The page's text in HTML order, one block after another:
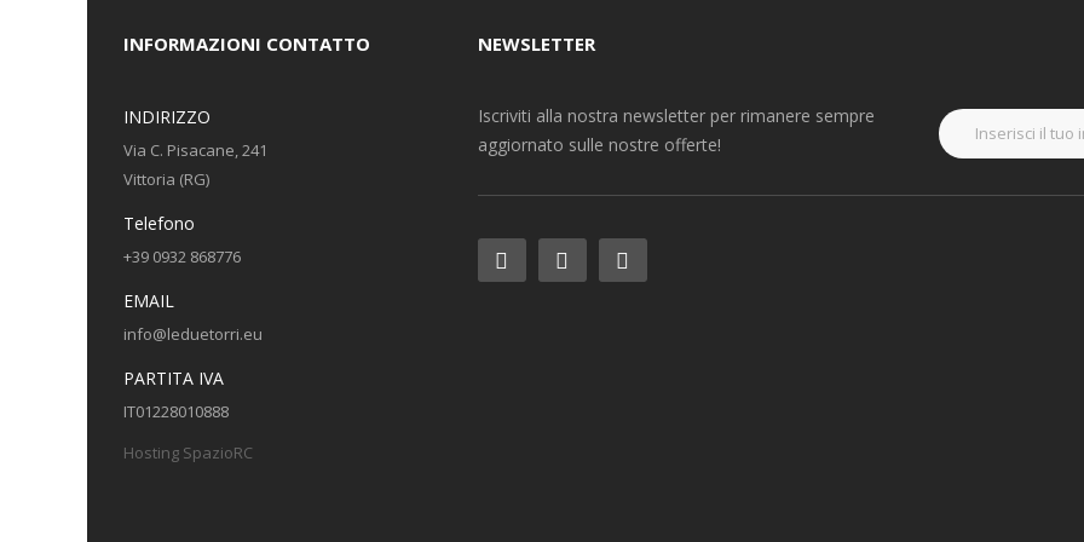
INFORMAZIONI CONTATTO
INDIRIZZO
Via C. Pisacane, 241
Vittoria (RG)
Telefono
+39 0932 868776
EMAIL
info@leduetorri.eu
PARTITA IVA
IT01228010888
Hosting SpazioRC
NEWSLETTER
Iscriviti alla nostra newsletter per rimanere sempre
aggiornato sulle nostre offerte!